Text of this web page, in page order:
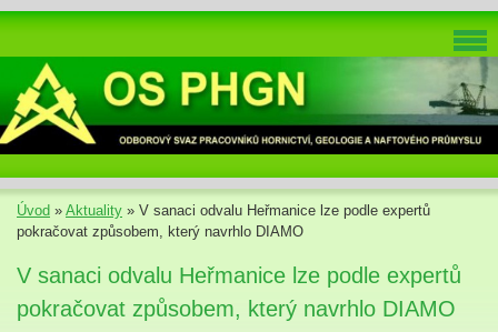
Úvod » Aktuality » V sanaci odvalu Heřmanice lze podle expertů
pokračovat způsobem, který navrhlo DIAMO
V sanaci odvalu Heřmanice lze podle expertů
pokračovat způsobem, který navrhlo DIAMO